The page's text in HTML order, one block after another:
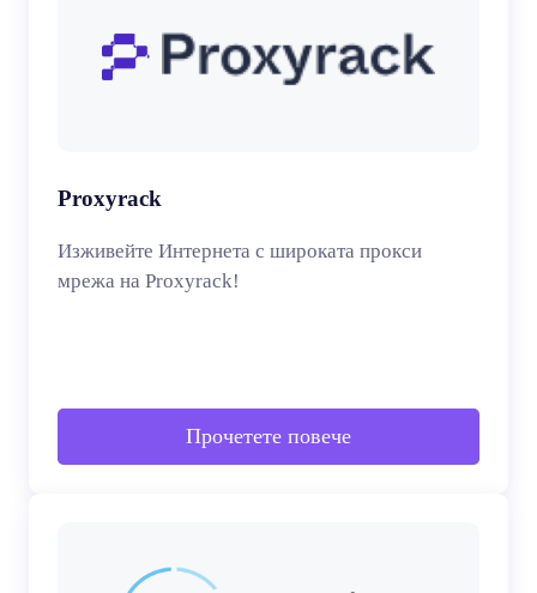
Proxyrack
Изживейте Интернета с широката прокси
мрежа на Proxyrack!
Прочетете повече